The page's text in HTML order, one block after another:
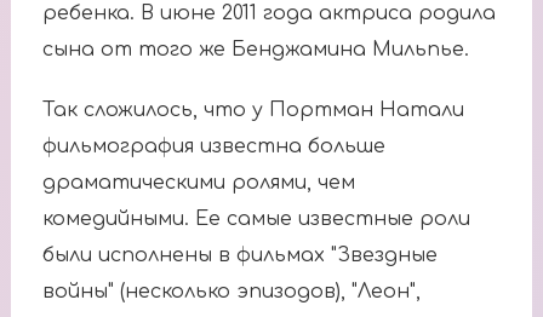
ребенка. В июне 2011 года актриса родила
сына от того же Бенджамина Мильпье.
Так сложилось, что у Портман Натали
фильмография известна больше
драматическими ролями, чем
комедийными. Ее самые известные роли
были исполнены в фильмах "Звездные
войны" (несколько эпизодов), "Леон",